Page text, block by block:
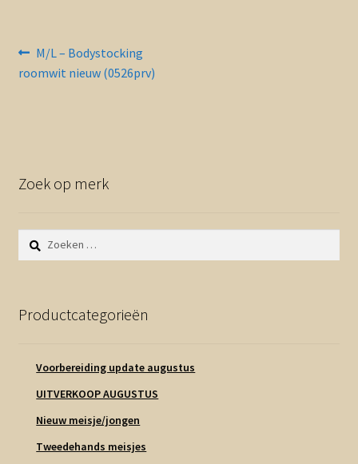
Bericht
navigatie
Vorig
bericht:
M/L – Bodystocking
roomwit nieuw (0526prv)
Zoek op merk
Zoeken
naar:
Productcategorieën
Voorbereiding update augustus
UITVERKOOP AUGUSTUS
Nieuw meisje/jongen
Tweedehands meisjes